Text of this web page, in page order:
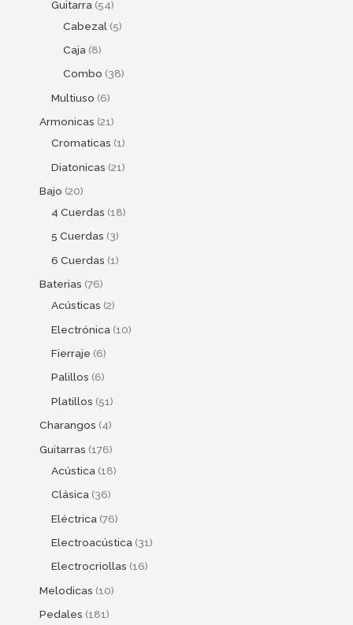
Guitarra 54
Cabezal 5
Caja 8
Combo 38
Multiuso 6
Armonicas 21
Cromaticas 1
Diatonicas 21
Bajo 20
4 Cuerdas 18
5 Cuerdas 3
6 Cuerdas 1
Baterias 76
Acústicas 2
Electrónica 10
Fierraje 6
Palillos 6
Platillos 51
Charangos 4
Guitarras 176
Acústica 18
Clásica 36
Eléctrica 76
Electroacústica 31
Electrocriollas 16
Melodicas 10
Pedales 181